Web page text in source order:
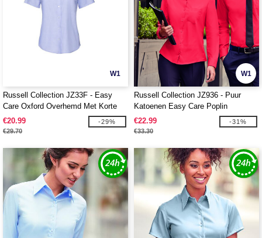
W1
Russell Collection JZ33F - Easy
Care Oxford Overhemd Met Korte
Mouw
€20.99
€29.70
-29%
W1
Russell Collection JZ936 - Puur
Katoenen Easy Care Poplin
Overhemd Met Lange Mouwen
€22.99
€33.30
-31%